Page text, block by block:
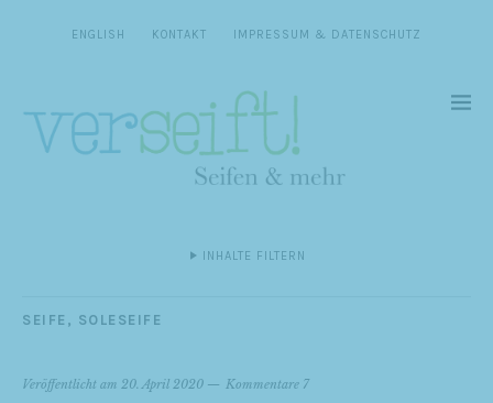
ENGLISH KONTAKT IMPRESSUM & DATENSCHUTZ
INHALTE FILTERN
SEIFE , SOLESEIFE
Veröffentlicht am 20. April 2020 Kommentare 7